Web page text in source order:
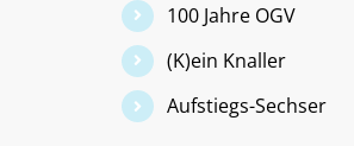
100 Jahre OGV
(K)ein Knaller
Aufstiegs-Sechser